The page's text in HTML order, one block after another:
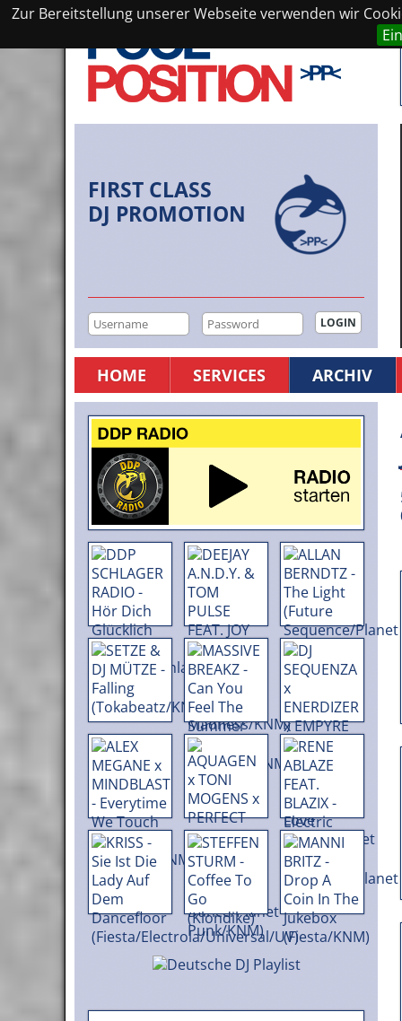
Zur Bereitstellung unserer Webseite verwenden wir
FIRST CLASS
DJ PROMOTION
HOME SERVICES ARCHIV